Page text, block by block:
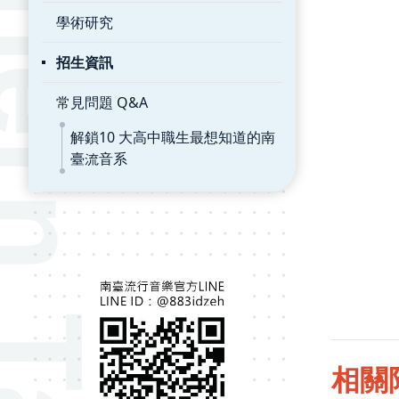
學術研究
招生資訊
常見問題 Q&A
解鎖10 大高中職生最想知道的南
臺流音系
相關